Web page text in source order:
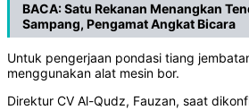
BACA:Satu Rekanan Menangkan
Sampang, Pengamat Angkat Bicara
Untuk pengerjaan pondasi tiang
menggunakan alat mesin bor.
Direktur CV Al-Qudz, Fauzan, saat